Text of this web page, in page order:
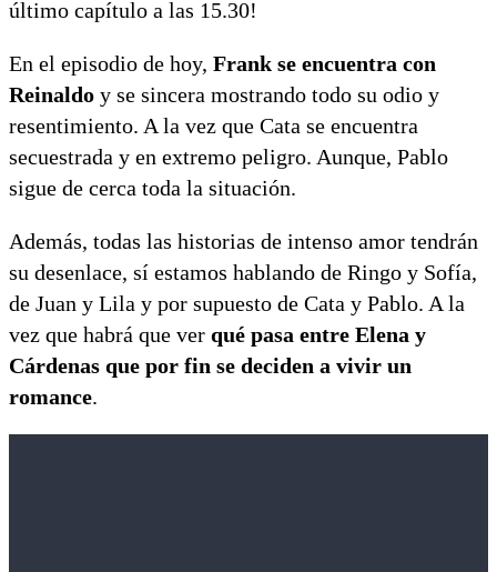
último capítulo a las 15.30!
En el episodio de hoy, Frank se encuentra con
Reinaldo y se sincera mostrando todo su odio y
resentimiento. A la vez que Cata se encuentra
secuestrada y en extremo peligro. Aunque, Pablo
sigue de cerca toda la situación.
Además, todas las historias de intenso amor tendrán
su desenlace, sí estamos hablando de Ringo y Sofía,
de Juan y Lila y por supuesto de Cata y Pablo. A la
vez que habrá que ver qué pasa entre Elena y
Cárdenas que por fin se deciden a vivir un
romance.